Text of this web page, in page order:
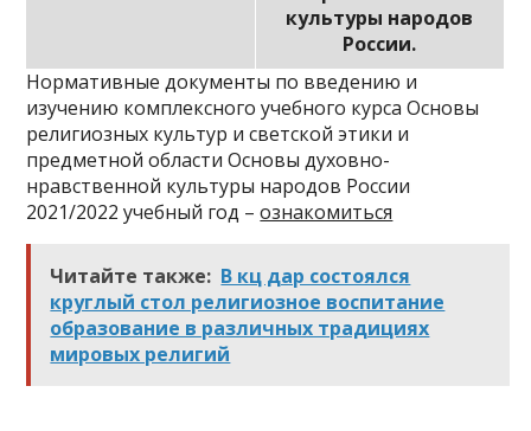
культуры народов
России.
Нормативные документы по введению и
изучению комплексного учебного курса Основы
религиозных культур и светской этики и
предметной области Основы духовно-
нравственной культуры народов России
2021/2022 учебный год –ознакомиться
Читайте также: В кц дар состоялся
круглый стол религиозное воспитание
образование в различных традициях
мировых религий